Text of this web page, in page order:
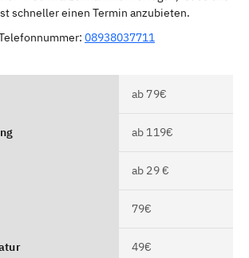
schneller einen Termin anzubieten.
08938037711
ab 79€
ab 119€
ab 29 €
79€
49€